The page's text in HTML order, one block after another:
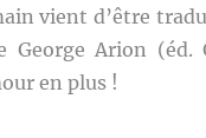
vient d’être
Arion (éd.
en plus !